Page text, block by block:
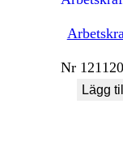
Nr 121
Lägg